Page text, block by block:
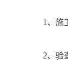
1、施
2、验